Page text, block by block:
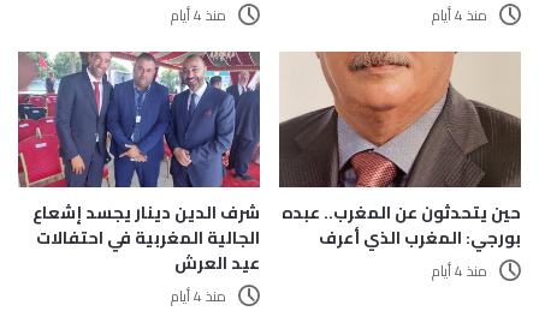
منذ 4 أيام منذ 4 أيام
حين يتحدثون عن المغرب.. عبده
بورجي: المغرب الذي أعرف
منذ 4 أيام
شرف الدين دينار يجسد إشعاع
الجالية المغربية في احتفالات
عيد العرش
منذ 4 أيام